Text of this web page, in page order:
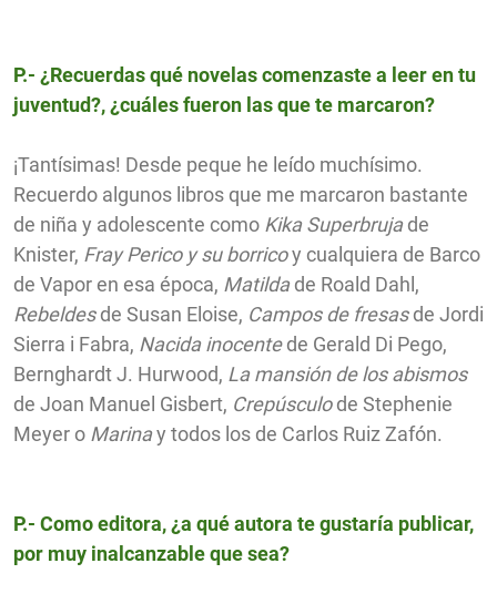
P.- ¿Recuerdas qué novelas comenzaste a leer en tu
juventud?, ¿cuáles fueron las que te marcaron?
¡Tantísimas! Desde peque he leído muchísimo.
Recuerdo algunos libros que me marcaron bastante
de niña y adolescente como Kika Superbrujade
Knister, Fray Perico y su borricoy cualquiera de Barco
de Vapor en esa época, Matildade Roald Dahl,
Rebeldesde Susan Eloise, Campos de fresasde Jordi
Sierra i Fabra, Nacida inocentede Gerald Di Pego,
Bernghardt J. Hurwood, La mansión de los abismos
de Joan Manuel Gisbert, Crepúsculode Stephenie
Meyer o Marinay todos los de Carlos Ruiz Zafón.
P.- Como editora, ¿a qué autora te gustaría publicar,
por muy inalcanzable que sea?